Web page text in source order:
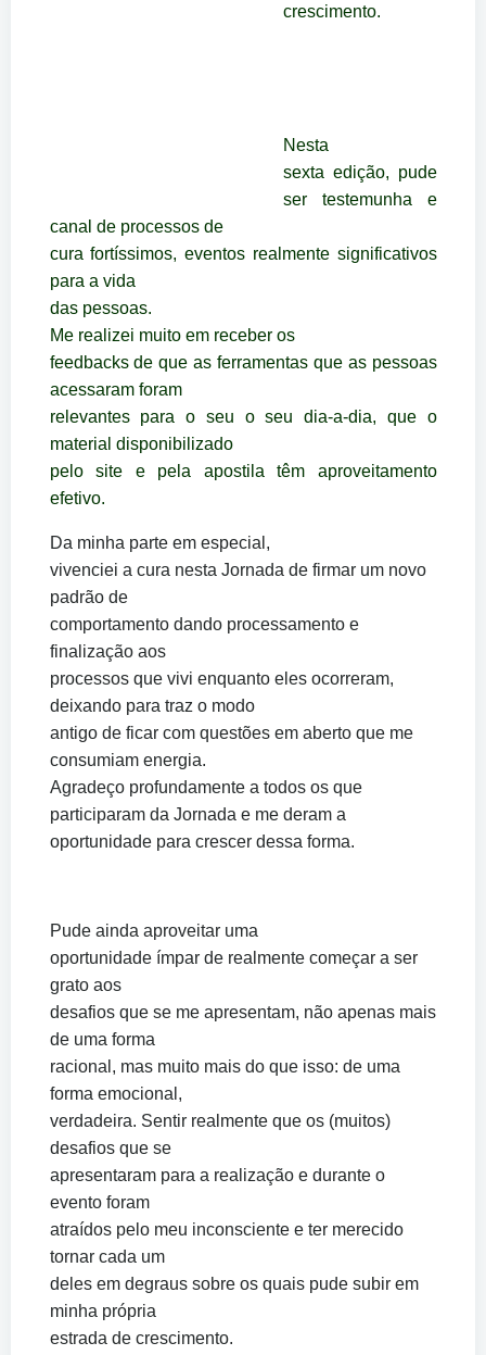
crescimento.
Nesta
sexta edição, pude
ser testemunha e
canal de processos de
cura fortíssimos, eventos realmente significativos
para a vida
das pessoas.
Me realizei muito em receber os
feedbacks de que as ferramentas que as pessoas
acessaram foram
relevantes para o seu o seu dia-a-dia, que o
material disponibilizado
pelo site e pela apostila têm aproveitamento
efetivo.
Da minha parte em especial,
vivenciei a cura nesta Jornada de firmar um novo
padrão de
comportamento dando processamento e
finalização aos
processos que vivi enquanto eles ocorreram,
deixando para traz o modo
antigo de ficar com questões em aberto que me
consumiam energia.
Agradeço profundamente a todos os que
participaram da Jornada e me deram a
oportunidade para crescer dessa forma.
Pude ainda aproveitar uma
oportunidade ímpar de realmente começar a ser
grato aos
desafios que se me apresentam, não apenas mais
de uma forma
racional, mas muito mais do que isso: de uma
forma emocional,
verdadeira. Sentir realmente que os (muitos)
desafios que se
apresentaram para a realização e durante o
evento foram
atraídos pelo meu inconsciente e ter merecido
tornar cada um
deles em degraus sobre os quais pude subir em
minha própria
estrada de crescimento.